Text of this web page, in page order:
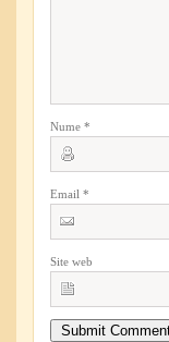
Nume *
Email *
Site web